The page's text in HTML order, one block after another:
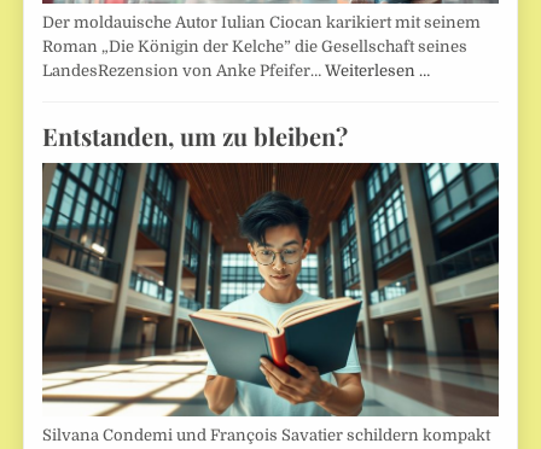
Der moldauische Autor Iulian Ciocan karikiert mit seinem
Roman „Die Königin der Kelche” die Gesellschaft seines
LandesRezension von Anke Pfeifer…Weiterlesen …
Entstanden, um zu bleiben?
Silvana Condemi und François Savatier schildern kompakt